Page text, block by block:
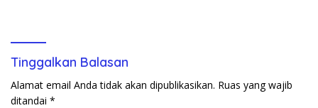
Tinggalkan Balasan
Alamat email Anda tidak akan dipublikasikan. Ruas yang wajib
ditandai *